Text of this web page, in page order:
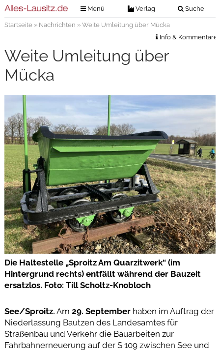
Menü Verlag Suche
Verlag
Kontakt
Impressum
Nachrichten
Veranstaltungstickets
Anzeigensuche
Digitale Ausgaben
Startseite» Nachrichten » Weite Umleitung über Mücka
Info & Kommentare
Weite Umleitung über
Mücka
Die Haltestelle „Sproitz Am Quarzitwerk“ (im
Hintergrund rechts) entfällt während der Bauzeit
ersatzlos. Foto: Till Scholtz-Knobloch
See/Sproitz. Am 29. Septemberhaben im Auftrag der
Niederlassung Bautzen des Landesamtes für
Straßenbau und Verkehr die Bauarbeiten zur
Fahrbahnerneuerung auf der S 109 zwischen See und